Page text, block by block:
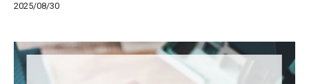
2025/08/30